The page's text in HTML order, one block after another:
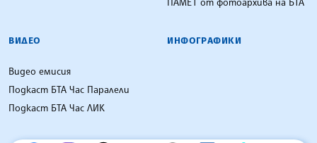
ВИДЕО
Видео емисия
Подкаст БТА Час Паралели
Подкаст БТА Час ЛИК
ИНФОГРАФИКИ